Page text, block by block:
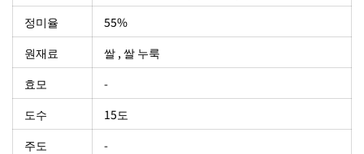
정미율
55%
원재료
쌀 , 쌀 누룩
효모
-
도수
15도
주도
-